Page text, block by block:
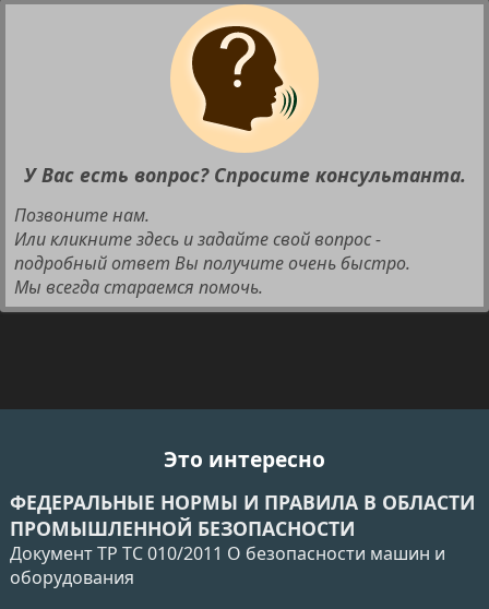
У Вас есть вопрос? Спросите консультанта.
Позвоните нам.
Или кликните здесь и задайте свой вопрос -
подробный ответ Вы получите очень быстро.
Мы всегда стараемся помочь.
Это интересно
ФЕДЕРАЛЬНЫЕ НОРМЫ И ПРАВИЛА В ОБЛАСТИ
ПРОМЫШЛЕННОЙ БЕЗОПАСНОСТИ
Документ ТР ТС 010/2011 О безопасности машин и
оборудования